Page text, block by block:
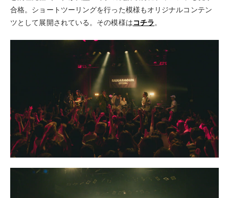
合格。ショートツーリングを行った模様もオリジナルコンテン
ツとして展開されている。その模様はコチラ。